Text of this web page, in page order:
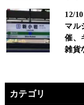
12/
マル
催、
雑貨
カテゴリ